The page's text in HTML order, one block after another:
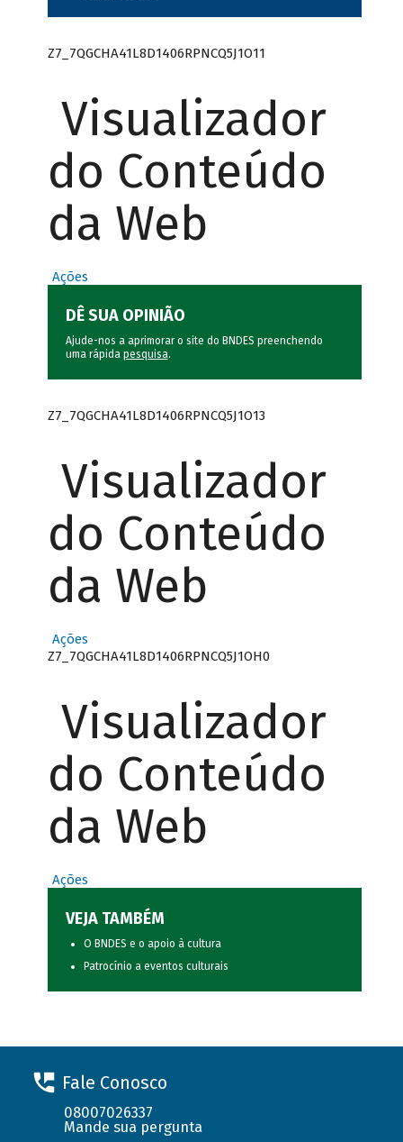
Z7_7QGCHA41L8D1406RPNCQ5J1O11
Visualizador
do Conteúdo
da Web
Ações
DÊ SUA OPINIÃO
Ajude-nos a aprimorar o site do BNDES preenchendo
uma rápida pesquisa.
Z7_7QGCHA41L8D1406RPNCQ5J1O13
Visualizador
do Conteúdo
da Web
Ações
Z7_7QGCHA41L8D1406RPNCQ5J1OH0
Visualizador
do Conteúdo
da Web
Ações
VEJA TAMBÉM
O BNDES e o apoio à cultura
Patrocínio a eventos culturais
Fale Conosco
08007026337
Mande sua pergunta